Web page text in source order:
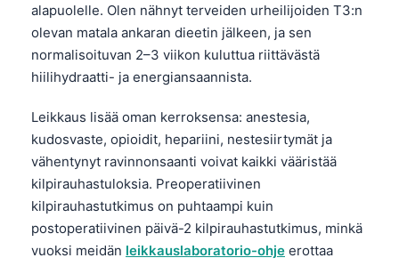
alapuolelle. Olen nähnyt terveiden urheilijoiden T3:n
olevan matala ankaran dieetin jälkeen, ja sen
normalisoituvan 2–3 viikon kuluttua riittävästä
hiilihydraatti- ja energiansaannista.
Leikkaus lisää oman kerroksensa: anestesia,
kudosvaste, opioidit, hepariini, nestesiirtymät ja
vähentynyt ravinnonsaanti voivat kaikki vääristää
kilpirauhastuloksia. Preoperatiivinen
kilpirauhastutkimus on puhtaampi kuin
postoperatiivinen päivä-2 kilpirauhastutkimus, minkä
vuoksi meidän leikkauslaboratorio-ohje erottaa